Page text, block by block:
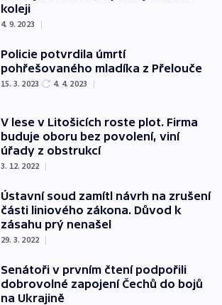
koleji
4. 9. 2023 |
Policie potvrdila úmrtí
pohřešovaného mladíka z Přelouče
15. 3. 2023 4. 4. 2023 |
V lese v Litošicích roste plot. Firma
buduje oboru bez povolení, viní
úřady z obstrukcí
3. 12. 2022 |
Ústavní soud zamítl návrh na zrušení
části liniového zákona. Důvod k
zásahu prý nenašel
29. 3. 2022 |
Senátoři v prvním čtení podpořili
dobrovolné zapojení Čechů do bojů
na Ukrajině